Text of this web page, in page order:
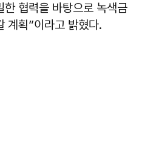
협력을 바탕으로 녹색금
계획”이라고 밝혔다.